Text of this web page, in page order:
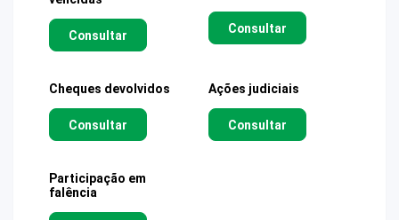
Consultar Consultar
Cheques devolvidos
Consultar
Ações judiciais
Consultar
Participação em
falência